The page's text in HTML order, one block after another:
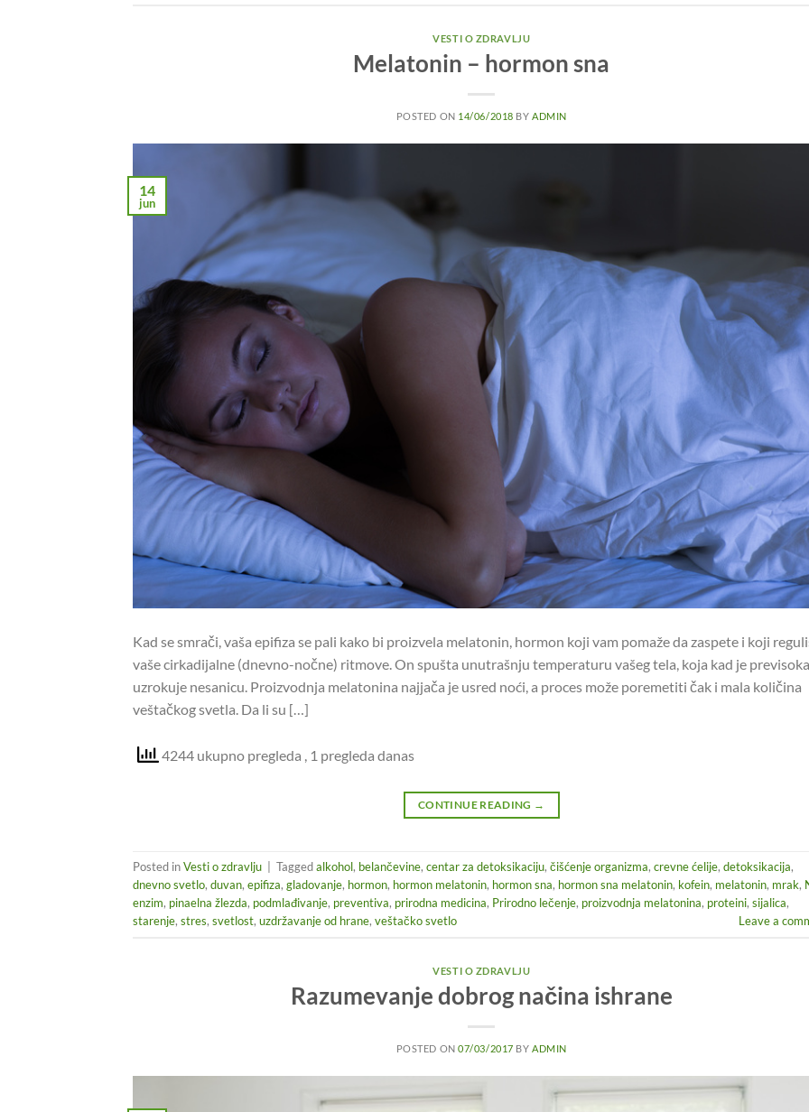
VESTI O ZDRAVLJU
Melatonin – hormon sna
POSTED ON 14/06/2018 BYADMIN
14
jun
Kad se smrači, vaša epifiza se pali kako bi proizvela melatonin, hormon koji vam pomaže da zaspete i koji
vaše cirkadijalne (dnevno-nočne) ritmove. On spušta unutrašnju temperaturu vašeg tela, koja kad je previsoka
uzrokuje nesanicu. Proizvodnja melatonina najjača je usred noći, a proces može poremetiti čak i mala količina
veštačkog svetla. Da li su […]
4244 ukupno pregleda , 1 pregleda danas
CONTINUE READING →
Posted inVesti o zdravlju Taggedalkohol, belančevine, centar za detoksikaciju, čišćenje organizma, crevne ćelije, detoksikacija,
dnevno svetlo, duvan, epifiza, gladovanje, hormon, hormon melatonin, hormon sna, hormon sna melatonin, kofein, melatonin, mrak,
enzim, pinaelna žlezda, podmlađivanje, preventiva, prirodna medicina, Prirodno lečenje, proizvodnja melatonina, proteini, sijalica,
starenje, stres, svetlost, uzdržavanje od hrane, veštačko svetlo Leave a
VESTI O ZDRAVLJU
Razumevanje dobrog načina ishrane
POSTED ON07/03/2017 BY ADMIN